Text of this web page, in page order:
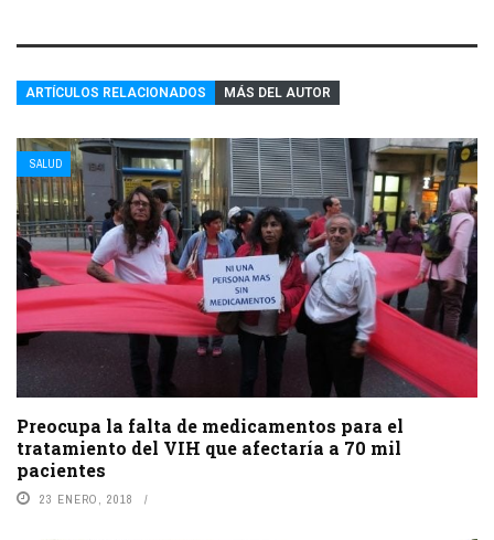
ARTÍCULOS RELACIONADOS MÁS DEL AUTOR
SALUD
Preocupa la falta de medicamentos para el
tratamiento del VIH que afectaría a 70 mil
pacientes
23 ENERO, 2018